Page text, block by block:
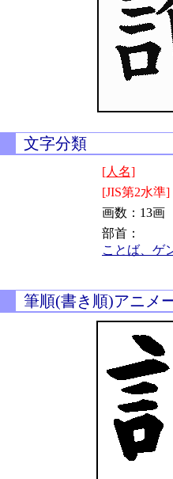
文字分類
[人名]
[JIS第2水準]
画数：13画
部首：
ことば、ゲ
筆順(書き順)アニメ